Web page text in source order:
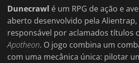
Dunecrawl é um RPG de ação e
aberto desenvolvido pela
responsável por aclamados títulos
Apotheon. O jogo combina um
com uma mecânica única: pilotar